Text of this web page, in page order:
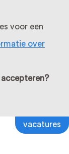
voor een
over
vacatures